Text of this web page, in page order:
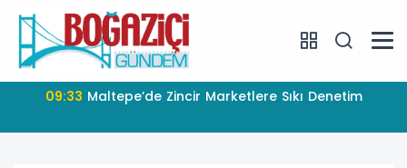
09:33 Maltepe’de Zincir Marketlere Sıkı Denetim